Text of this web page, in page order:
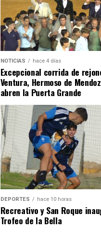
NOTICIAS hace 4 días
Excepcional corrida de
Ventura, Hermoso de
abren la Puerta Grande
DEPORTES hace 10 horas
Recreativo y San Roque
Trofeo de la Bella